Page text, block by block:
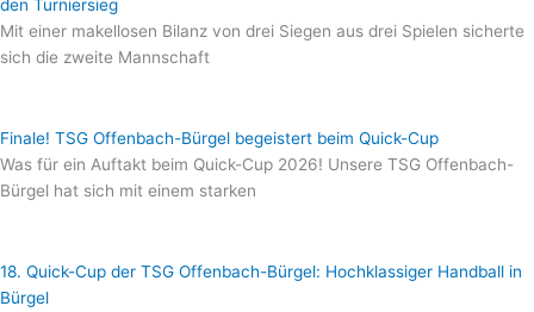
den Turniersieg
Mit einer makellosen Bilanz von drei Siegen aus drei Spielen sicherte
sich die zweite Mannschaft
Finale! TSG Offenbach-Bürgel begeistert beim Quick-Cup
Was für ein Auftakt beim Quick-Cup 2026! Unsere TSG Offenbach-
Bürgel hat sich mit einem starken
18. Quick-Cup der TSG Offenbach-Bürgel: Hochklassiger Handball in
Bürgel